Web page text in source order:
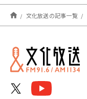
文化放送の記事一覧